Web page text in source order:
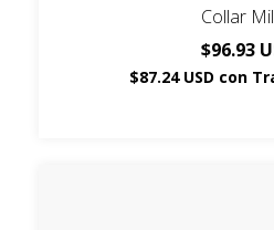
Collar
$96.93
$87.24 USD con